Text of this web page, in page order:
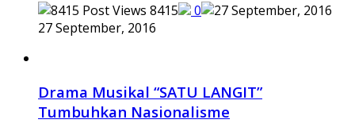
8415
0
27 September, 2016
Drama Musikal “SATU LANGIT”
Tumbuhkan Nasionalisme